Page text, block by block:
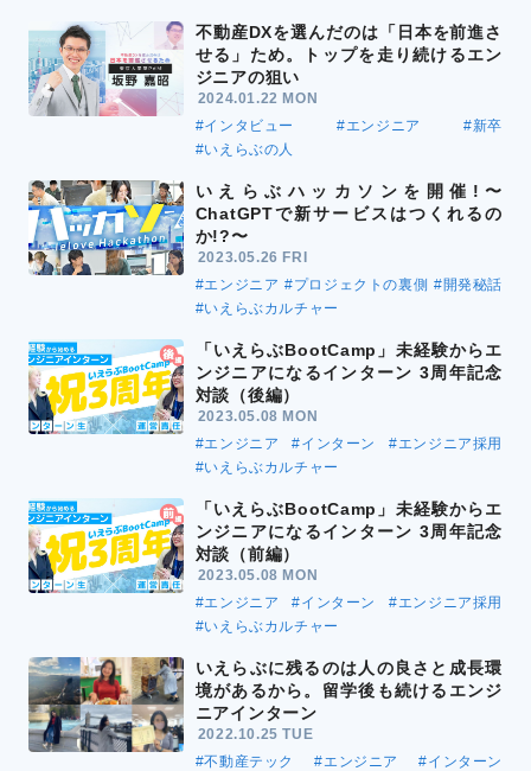
不動産DXを選んだのは「日本を前進さ
せる」ため。トップを走り続けるエン
ジニアの狙い
2024.01.22 MON
#インタビュー
#エンジニア
#新卒
#いえらぶの人
いえらぶハッカソンを開催!〜
ChatGPTで新サービスはつくれるの
か!?〜
2023.05.26 FRI
#エンジニア #プロジェクトの裏側 #開発秘話
#いえらぶカルチャー
「いえらぶBootCamp」未経験からエ
ンジニアになるインターン 3周年記念
対談（後編）
2023.05.08 MON
#エンジニア
#インターン
#エンジニア採用
#いえらぶカルチャー
「いえらぶBootCamp」未経験からエ
ンジニアになるインターン 3周年記念
対談（前編）
2023.05.08 MON
#エンジニア
#インターン
#エンジニア採用
#いえらぶカルチャー
いえらぶに残るのは人の良さと成長環
境があるから。留学後も続けるエンジ
ニアインターン
2022.10.25 TUE
#不動産テック
#エンジニア
#インターン